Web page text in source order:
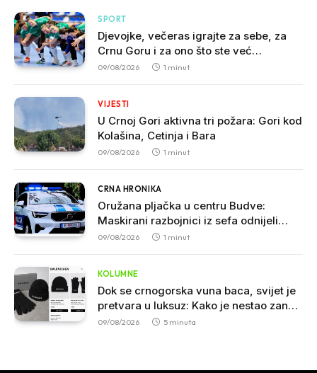
SPORT
Djevojke, večeras igrajte za sebe, za
Crnu Goru i za ono što ste već
napravile!
09/08/2026 1 minut
VIJESTI
U Crnoj Gori aktivna tri požara: Gori kod
Kolašina, Cetinja i Bara
09/08/2026 1 minut
CRNA HRONIKA
Oružana pljačka u centru Budve:
Maskirani razbojnici iz sefa odnijeli
veliku sumu novca
09/08/2026 1 minut
KOLUMNE
Dok se crnogorska vuna baca, svijet je
pretvara u luksuz: Kako je nestao zanat
koji je nekada hranio sjever
09/08/2026 5 minuta